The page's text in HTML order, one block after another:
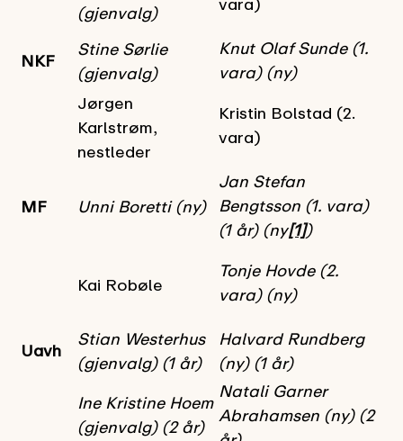
(gjenvalg)
NKF
Stine Sørlie
(gjenvalg)
Knut Olaf Sunde (1.
vara) (ny)
Kristin Bolstad (2.
vara)
Jørgen
Karlstrøm,
nestleder
MF Unni Boretti (ny)
Jan Stefan
Bengtsson (1. vara)
(1 år) (ny[1])
Tonje Hovde (2.
vara) (ny)
Kai Robøle
Uavh
Stian Westerhus
(gjenvalg) (1 år)
Halvard Rundberg
(ny) (1 år)
Ine Kristine Hoem
(gjenvalg) (2 år)
Natali Garner
Abrahamsen (ny) (2